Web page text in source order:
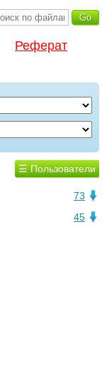
Реферат
☰ Пользователи
73
45